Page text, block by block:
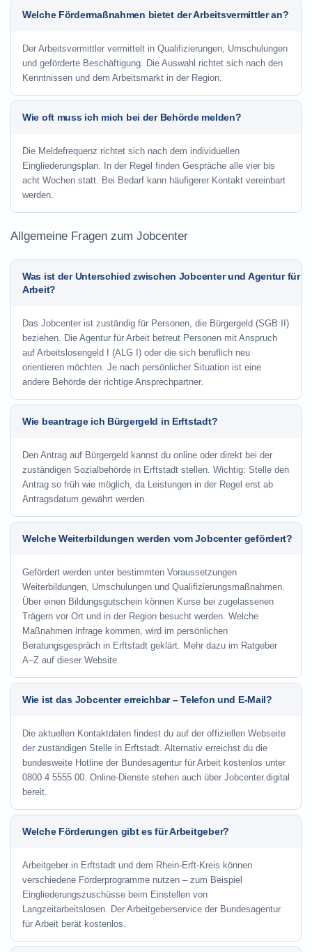
Welche Fördermaßnahmen bietet der Arbeitsvermittler an?
Der Arbeitsvermittler vermittelt in Qualifizierungen, Umschulungen
und geförderte Beschäftigung. Die Auswahl richtet sich nach den
Kenntnissen und dem Arbeitsmarkt in der Region.
Wie oft muss ich mich bei der Behörde melden?
Die Meldefrequenz richtet sich nach dem individuellen
Eingliederungsplan. In der Regel finden Gespräche alle vier bis
acht Wochen statt. Bei Bedarf kann häufigerer Kontakt vereinbart
werden.
Allgemeine Fragen zum Jobcenter
Was ist der Unterschied zwischen Jobcenter und Agentur für
Arbeit?
Das Jobcenter ist zuständig für Personen, die Bürgergeld (SGB II)
beziehen. Die Agentur für Arbeit betreut Personen mit Anspruch
auf Arbeitslosengeld I (ALG I) oder die sich beruflich neu
orientieren möchten. Je nach persönlicher Situation ist eine
andere Behörde der richtige Ansprechpartner.
Wie beantrage ich Bürgergeld in Erftstadt?
Den Antrag auf Bürgergeld kannst du online oder direkt bei der
zuständigen Sozialbehörde in Erftstadt stellen. Wichtig: Stelle den
Antrag so früh wie möglich, da Leistungen in der Regel erst ab
Antragsdatum gewährt werden.
Welche Weiterbildungen werden vom Jobcenter gefördert?
Gefördert werden unter bestimmten Voraussetzungen
Weiterbildungen, Umschulungen und Qualifizierungsmaßnahmen.
Über einen Bildungsgutschein können Kurse bei zugelassenen
Trägern vor Ort und in der Region besucht werden. Welche
Maßnahmen infrage kommen, wird im persönlichen
Beratungsgespräch in Erftstadt geklärt. Mehr dazu im Ratgeber
A–Z auf dieser Website.
Wie ist das Jobcenter erreichbar – Telefon und E-Mail?
Die aktuellen Kontaktdaten findest du auf der offiziellen Webseite
der zuständigen Stelle in Erftstadt. Alternativ erreichst du die
bundesweite Hotline der Bundesagentur für Arbeit kostenlos unter
0800 4 5555 00. Online-Dienste stehen auch über Jobcenter.digital
bereit.
Welche Förderungen gibt es für Arbeitgeber?
Arbeitgeber in Erftstadt und dem Rhein-Erft-Kreis können
verschiedene Förderprogramme nutzen – zum Beispiel
Eingliederungszuschüsse beim Einstellen von
Langzeitarbeitslosen. Der Arbeitgeberservice der Bundesagentur
für Arbeit berät kostenlos.